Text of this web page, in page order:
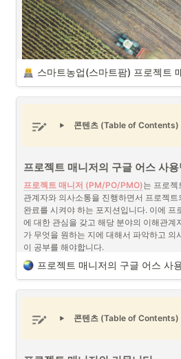
스마트농업(스마트팜) 프로젝트 매
Unsplash)
스마트농업(스마트팜)은 IoT(사물인터넷)
기술 등을 활용하여 농작물 재배, 동물 사
자동화하고 최적화하는 시스템을 의미하며
(Smart Farm Project Manager)는 기획, 실
한 책임을 지는 전문가로서 이러한 첨단 기
입하여 생산성과 효율성을 극대화하는 역
스마트농업(스마트팜) 프로젝트
콘텐츠 (Table of Contents)
프로젝트 매니저의 구글 어스 사용
프로젝트 매니저 (PM/PO/PMO)는 프로젝
관계자와 의사소통을 진행하면서 프로젝
완료를 시켜야 하는 포지션입니다. 이에 프
에 대한 관심을 갖고 해당 분야의 이해관계
가 무엇을 원하는 지에 대해서 파악하고 의
이 공부를 해야합니다.
체계적 관리와 시각화 - 구글 어스
프로젝트 매니저의 구글 어스 사용법
프로젝트 매니저의 구글 어스 사
콘텐츠 (Table of Contents)